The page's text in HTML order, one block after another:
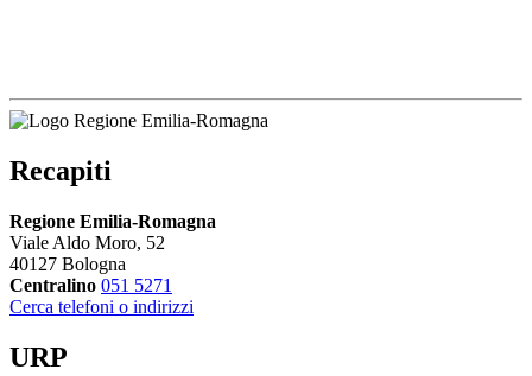
Recapiti
Regione Emilia-Romagna
Viale Aldo Moro, 52
40127 Bologna
Centralino 051 5271
Cerca telefoni o indirizzi
URP